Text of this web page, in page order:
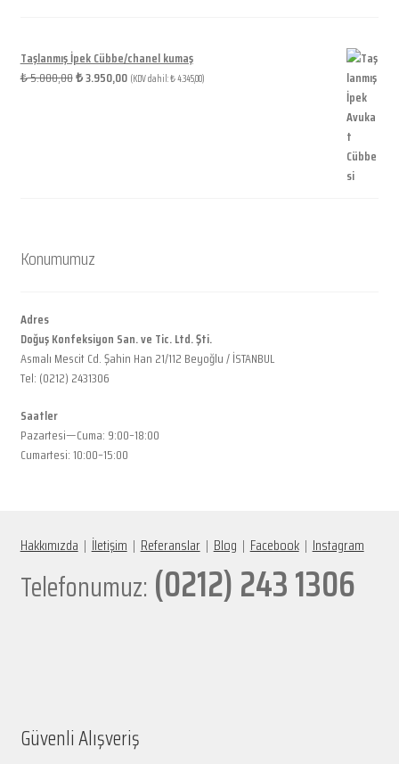
Taşlanmış İpek Cübbe/chanel kumaş
₺5.000,00 ₺3.950,00 (KDV dahil:₺4.345,00)
Konumumuz
Adres
Doğuş Konfeksiyon San. ve Tic. Ltd. Şti.
Asmalı Mescit Cd. Şahin Han 21/112 Beyoğlu / İSTANBUL
Tel: (0212) 2431306
Saatler
Pazartesi—Cuma: 9:00–18:00
Cumartesi: 10:00–15:00
Hakkımızda | İletişim | Referanslar| Blog | Facebook| Instagram
Telefonumuz: (0212) 243 1306
Güvenli Alışveriş